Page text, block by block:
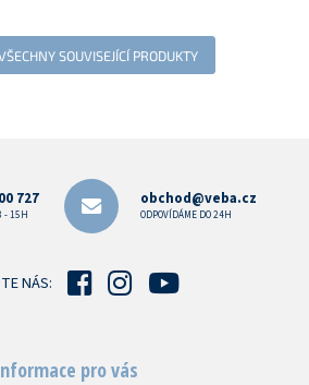
SOUVISEJÍCÍ PRODUKTY
727
- 15H
obchod@veba.cz
ODPOVÍDÁME DO 24H
NÁS:
pro vás